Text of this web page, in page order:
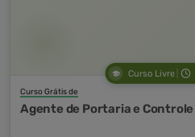
Curso Livre
Curso Grátis de
Agente de Portaria e Controle